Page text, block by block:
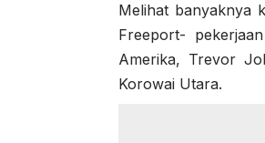
Melihat banyaknya
Freeport-
Amerika, Trevor
Korowai Utara.